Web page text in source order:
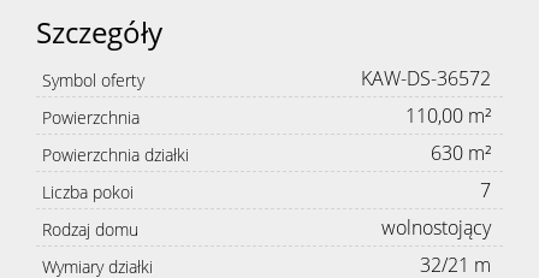
Szczegóły
Symbol oferty KAW-DS-36572
Powierzchnia 110,00 m²
Powierzchnia działki 630 m²
Liczba pokoi 7
Rodzaj domu wolnostojący
Wymiary działki 32/21 m